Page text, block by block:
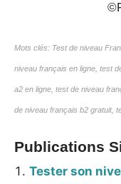
Mots clés: Test de niveau
niveau français en ligne, test
a2 en ligne, test de niveau
de niveau français b2 gratuit,
Publications
Tester son